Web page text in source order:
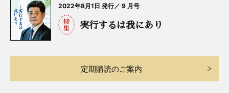
2022年8月1日 発行／ 9 月号
実行するは我にあり
定期購読のご案内